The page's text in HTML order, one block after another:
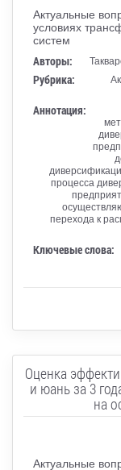
Актуальные
условиях
систем
Авторы:
Рубрика:
Аннотация:
процесса
перехода к
Ключевые слова:
Оценка
и юань за 3
на
Актуальные